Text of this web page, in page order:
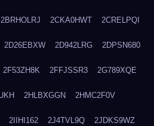
2BRHOLRJ 2CKA0HWT 2CRELPQI
2D26EBXW 2D942LRG 2DPSN680
2F53ZH8K 2FFJSSR3 2G789XQE
2HLBXGGN 2HMC2F0V
2IIHI162 2J4TVL9Q 2JDKS9WZ